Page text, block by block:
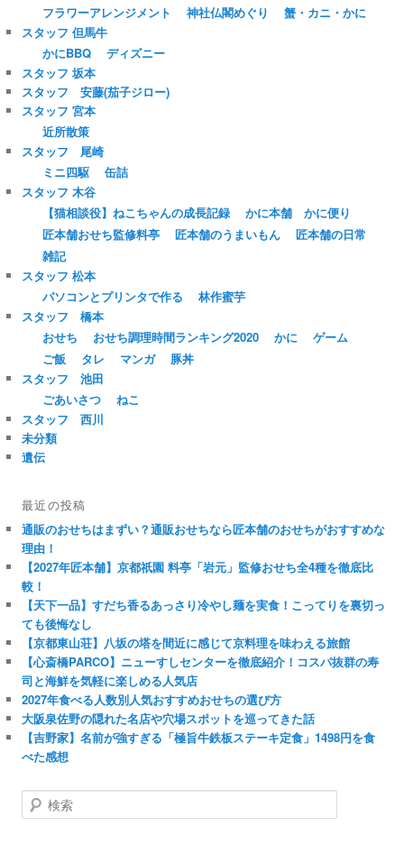
フラワーアレンジメント
神社仏閣めぐり
蟹・カニ・かに
スタッフ 但馬牛
かにBBQ
ディズニー
スタッフ 坂本
スタッフ 安藤(茄子ジロー)
スタッフ 宮本
近所散策
スタッフ 尾崎
ミニ四駆
缶詰
スタッフ 木谷
【猫相談役】ねこちゃんの成長記録
かに本舗 かに便り
匠本舗おせち監修料亭
匠本舗のうまいもん
匠本舗の日常
雑記
スタッフ 松本
パソコンとプリンタで作る
林作蜜芋
スタッフ 橋本
おせち
おせち調理時間ランキング2020 かに
ゲーム
ご飯
タレ マンガ
豚丼
スタッフ 池田
ごあいさつ
ねこ
スタッフ 西川
未分類
遺伝
最近の投稿
通販のおせちはまずい？通販おせちなら匠本舗のおせちがおすすめな
理由！
【2027年匠本舗】京都祇園 料亭「岩元」監修おせち全4種を徹底比
較！
【天下一品】すだち香るあっさり冷やし麺を実食！こってりを裏切っ
ても後悔なし
【京都東山荘】八坂の塔を間近に感じて京料理を味わえる旅館
【心斎橋PARCO】ニューすしセンターを徹底紹介！コスパ抜群の寿
司と海鮮を気軽に楽しめる人気店
2027年食べる人数別人気おすすめおせちの選び方
大阪泉佐野の隠れた名店や穴場スポットを巡ってきた話
【吉野家】名前が強すぎる「極旨牛鉄板ステーキ定食」1498円を食
べた感想
検
索